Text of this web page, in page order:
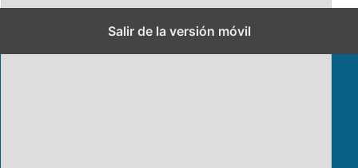
Salir de la versión móvil